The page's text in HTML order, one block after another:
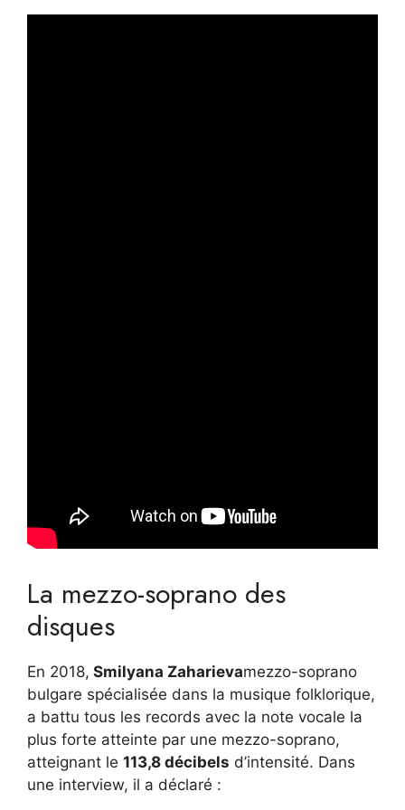
La mezzo-soprano des
disques
En 2018, Smilyana Zaharievamezzo-soprano
bulgare spécialisée dans la musique folklorique,
a battu tous les records avec la note vocale la
plus forte atteinte par une mezzo-soprano,
atteignant le 113,8 décibels d’intensité. Dans
une interview, il a déclaré :